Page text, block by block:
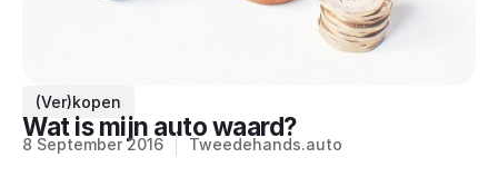
(Ver)kopen
Wat is mijn auto waard?
8 September 2016 Tweedehands.auto